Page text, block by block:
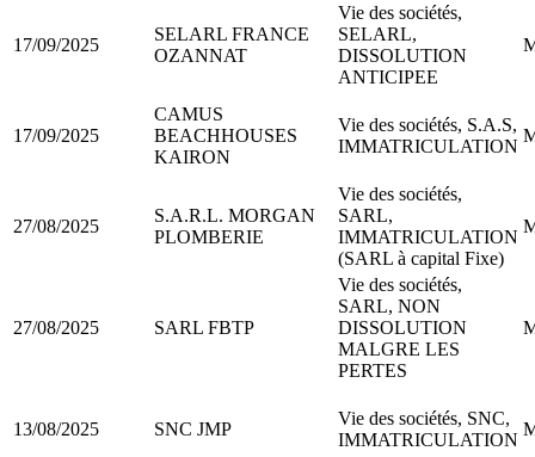
17/09/2025
SELARL FRANCE
OZANNAT
Vie des sociétés,
SELARL,
DISSOLUTION
ANTICIPEE
17/09/2025
CAMUS
BEACHHOUSES
KAIRON
Vie des sociétés, S.A.S,
IMMATRICULATION
27/08/2025
S.A.R.L. MORGAN
PLOMBERIE
Vie des sociétés,
SARL,
IMMATRICULATION
(SARL à capital Fixe)
27/08/2025 SARL FBTP
Vie des sociétés,
SARL, NON
DISSOLUTION
MALGRE LES
PERTES
13/08/2025 SNC JMP
Vie des sociétés, SNC,
IMMATRICULATION